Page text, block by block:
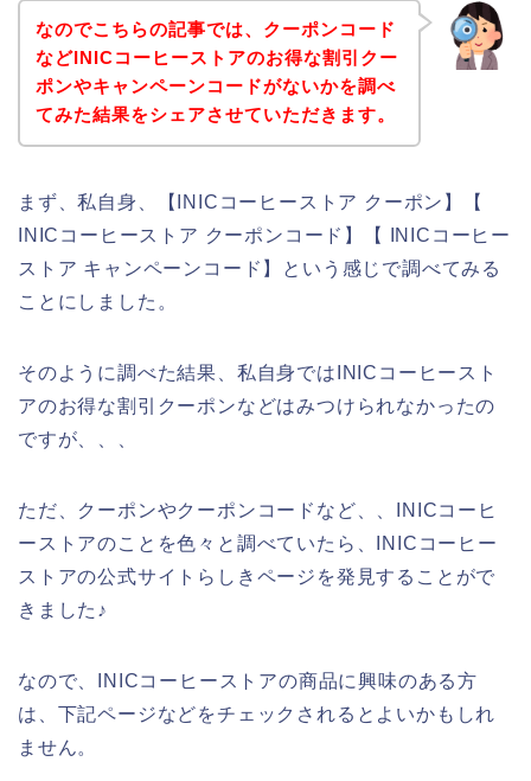
なのでこちらの記事では、クーポンコード
などINICコーヒーストアのお得な割引クー
ポンやキャンペーンコードがないかを調べ
てみた結果をシェアさせていただきます。
まず、私自身、【INICコーヒーストア クーポン】【
INICコーヒーストア クーポンコード】【 INICコーヒー
ストア キャンペーンコード】という感じで調べてみる
ことにしました。
そのように調べた結果、私自身ではINICコーヒースト
アのお得な割引クーポンなどはみつけられなかったの
ですが、、、
ただ、クーポンやクーポンコードなど、、INICコーヒ
ーストアのことを色々と調べていたら、INICコーヒー
ストアの公式サイトらしきページを発見することがで
きました♪
なので、INICコーヒーストアの商品に興味のある方
は、下記ページなどをチェックされるとよいかもしれ
ません。